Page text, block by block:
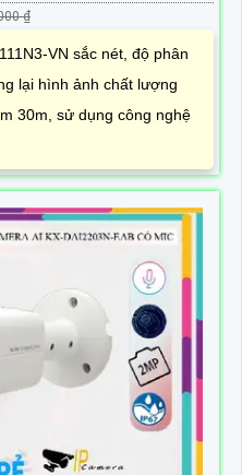
₫
VN sắc nét, độ phân
lại hình ảnh chất lượng
30m, sử dụng công nghệ